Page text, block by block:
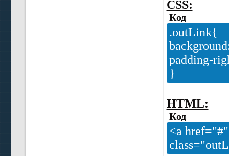
CSS:
Код
.outLink{
padding-
}
HTML:
Код
<a